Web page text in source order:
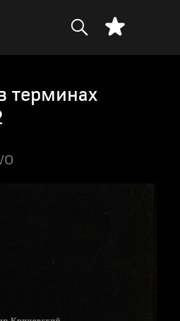
терминах